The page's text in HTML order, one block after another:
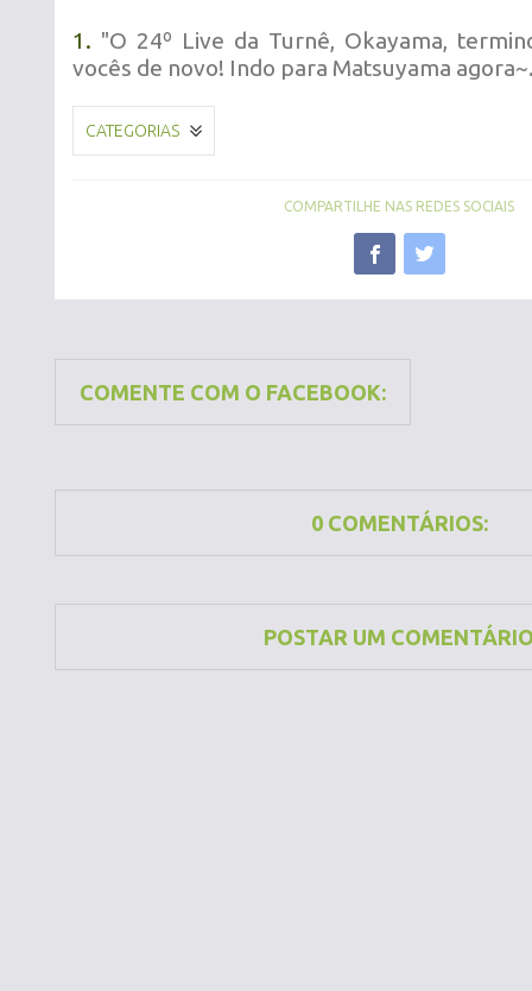
1. "O 24º Live da Turnê, Okayama,
vocês de novo! Indo para Matsuyama
CATEGORIAS
COMPARTILHE NAS REDES SOCIAIS
COMENTE COM O FACEBOOK:
0 COMENTÁRIOS:
POSTAR UM